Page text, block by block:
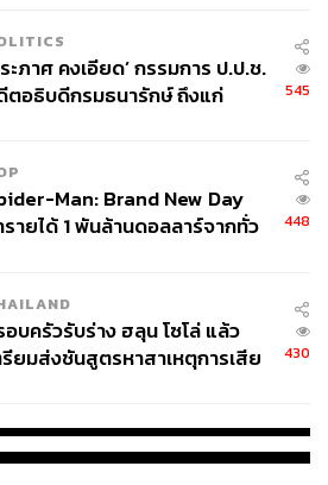
THE AUTHOR
THE PHOTOGRAPHER
ะภาศ คงเอียด’ กรรมการ ป.ป.ช.
ตอธิบดีกรมธนารักษ์ ถึงแก่
545
Man: Brand New Day
รายได้ 1 พันล้านดอลลาร์จากทั่ว
448
อบครัวรับร่าง ฮลุน โซโล่ แล้ว
รียมส่งชันสูตรหาสาเหตุการเสีย
430